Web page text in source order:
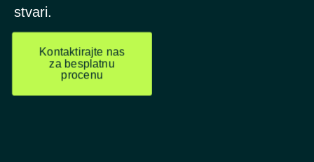
stvari.
Kontaktirajte nas
za besplatnu
procenu